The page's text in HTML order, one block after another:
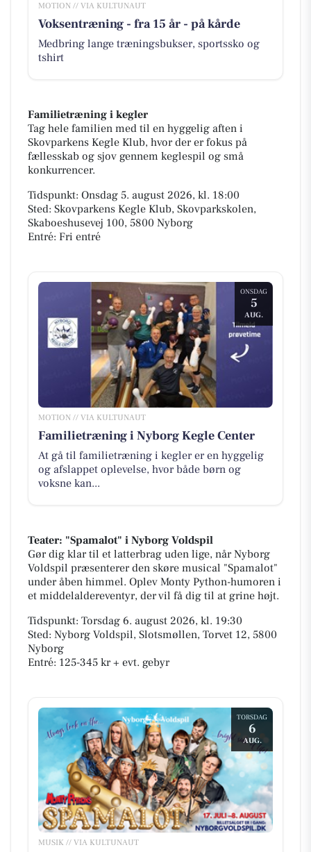
MOTION // VIA KULTUNAUT
Voksentræning - fra 15 år - på kårde
Medbring lange træningsbukser, sportssko og
tshirt
Familietræning i kegler
Tag hele familien med til en hyggelig aften i
Skovparkens Kegle Klub, hvor der er fokus på
fællesskab og sjov gennem keglespil og små
konkurrencer.
Tidspunkt: Onsdag 5. august 2026, kl. 18:00
Sted: Skovparkens Kegle Klub, Skovparkskolen,
Skaboeshusevej 100, 5800 Nyborg
Entré: Fri entré
ONSDAG
5
AUG.
MOTION // VIA KULTUNAUT
Familietræning i Nyborg Kegle Center
At gå til familietræning i kegler er en hyggelig
og afslappet oplevelse, hvor både børn og
voksne kan...
Teater: "Spamalot" i Nyborg Voldspil
Gør dig klar til et latterbrag uden lige, når Nyborg
Voldspil præsenterer den skøre musical "Spamalot"
under åben himmel. Oplev Monty Python-humoren i
et middelaldereventyr, der vil få dig til at grine højt.
Tidspunkt: Torsdag 6. august 2026, kl. 19:30
Sted: Nyborg Voldspil, Slotsmøllen, Torvet 12, 5800
Nyborg
Entré: 125-345 kr + evt. gebyr
TORSDAG
6
AUG.
MUSIK // VIA KULTUNAUT